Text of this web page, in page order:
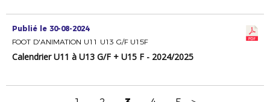
Publié le 30-08-2024
FOOT D'ANIMATION U11 U13 G/F U15F
Calendrier U11 à U13 G/F + U15 F - 2024/2025